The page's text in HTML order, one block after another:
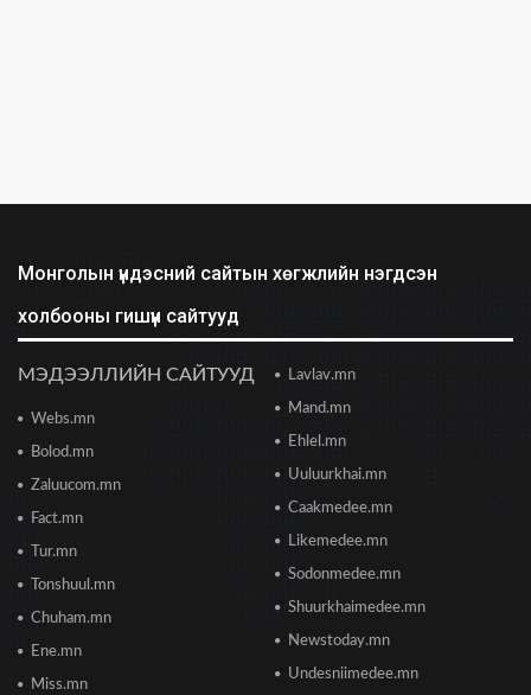
2028 оны сонгуульд Т.Баярхүү хүч үзэхээ
мэдэгдэв
2026/06/23 18:47
худалдааны төв худалдаа эрхлэгчдэд хаалгаа
Борооны ус зайлуулах худаг, шугам руу ахуйн
2026/06/20 11:04
Б.Даваадалай: Уурхайн менежментээс
Монголын үндэсний сайтын хөгжлийн нэгдсэн
холбооны гишүүн сайтууд
МЭДЭЭЛЛИЙН САЙТУУД
Webs.mn
Bolod.mn
Zaluucom.mn
Fact.mn
Tur.mn
Tonshuul.mn
Chuham.mn
Ene.mn
Miss.mn
Lavlav.mn
Mand.mn
Ehlel.mn
Uuluurkhai.mn
Caakmedee.mn
Likemedee.mn
Sodonmedee.mn
Shuurkhaimedee.mn
Newstoday.mn
Undesniimedee.mn